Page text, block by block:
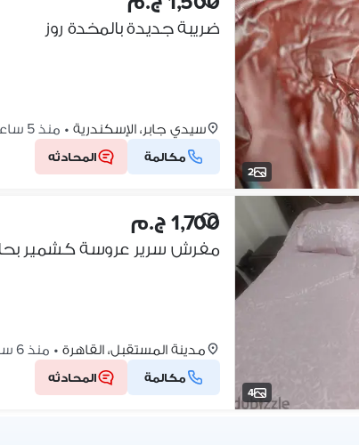
2
ضريبة جديدة بالمخدة روز
سيدي جابر، الإسكندرية • منذ 5 ساعات
مكالمة المحادثه
4
1,700 ج.م
مفرش سرير عروسة كشمير
مدينة المستقبل، القاهرة • منذ 6 ساعات
مكالمة المحادثه